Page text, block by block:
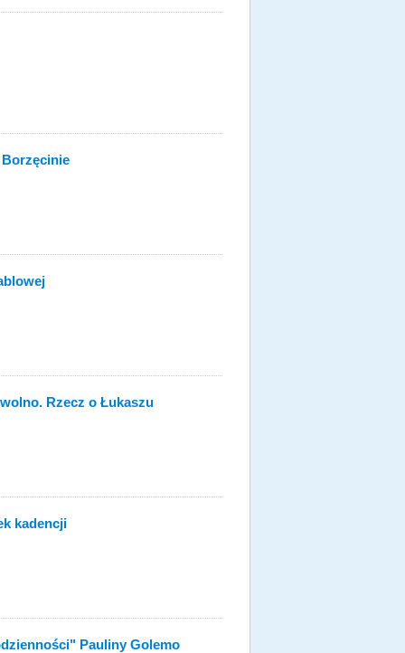
Rzecz o Łukaszu
kadencji
Pauliny Golemo